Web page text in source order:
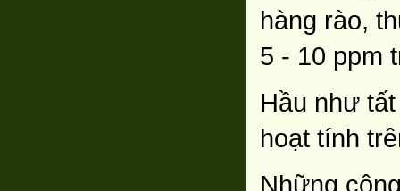
hàng rào,
5 - 10 ppm
Hầu như
hoạt tính
Những